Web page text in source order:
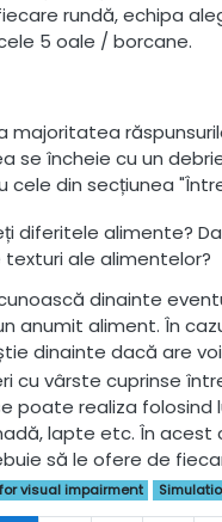
rundă, echipa
5 oale / borcane.
majoritatea
se încheie cu un
cele din secțiunea
diferitele alimente?
ale alimentelor?
dinainte
anumit aliment. În
dinainte dacă are
cu vârste cuprinse
poate realiza folosind
lapte etc. În
să le ofere de
visual impairment